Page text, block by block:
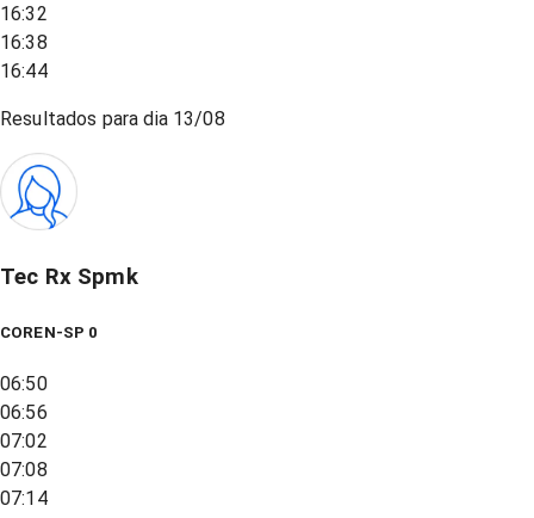
16:32
16:38
16:44
Resultados para dia 13/08
Tec Rx Spmk
COREN-SP 0
06:50
06:56
07:02
07:08
07:14